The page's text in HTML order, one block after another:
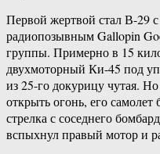
Первой жертвой стал В-29
радиопозывным Gallopin
группы. Примерно в 15
двухмоторный Ки-45 под
из 25-го докурицу чутая.
открыть огонь, его
стрелка с соседнего
вспыхнул правый мотор и